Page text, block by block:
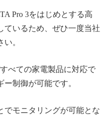
Pro 3をはじめとする高
ているため、ぜひ一度当社
。
べての家電製品に対応で
制御が可能です。
でモニタリングが可能とな